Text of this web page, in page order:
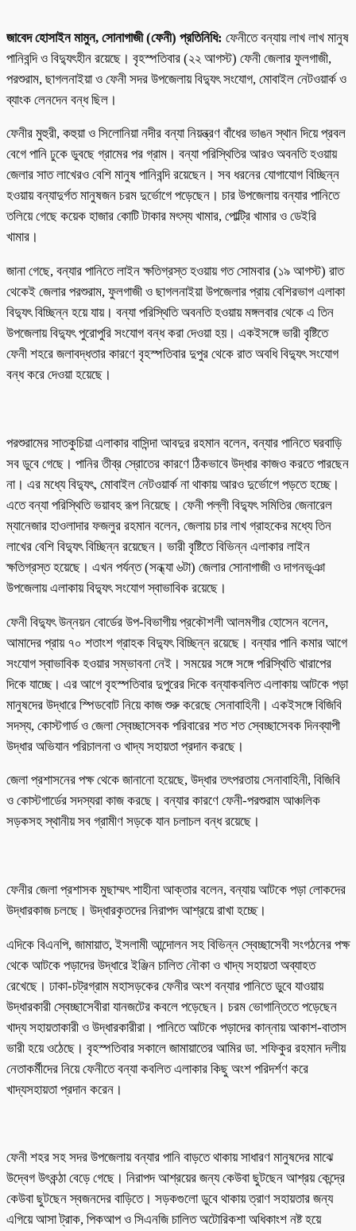
জাবেদ হোসাইন মামুন, সোনাগাজী (ফেনী) প্রতিনিধি: ফেনীতে বন্যায় লাখ লাখ মানুষ
পানিবন্দি ও বিদ্যুৎহীন রয়েছে। বৃহস্পতিবার (২২ আগস্ট) ফেনী জেলার ফুলগাজী,
পরশুরাম, ছাগলনাইয়া ও ফেনী সদর উপজেলায় বিদ্যুৎ সংযোগ, মোবাইল নেটওয়ার্ক ও
ব্যাংক লেনদেন বন্ধ ছিল।
ফেনীর মুহুরী, কহুয়া ও সিলোনিয়া নদীর বন্যা নিয়ন্ত্রণ বাঁধের ভাঙন স্থান দিয়ে প্রবল
বেগে পানি ঢুকে ডুবছে গ্রামের পর গ্রাম। বন্যা পরিস্থিতির আরও অবনতি হওয়ায়
জেলার সাত লাখেরও বেশি মানুষ পানিবন্দি রয়েছেন। সব ধরনের যোগাযোগ বিচ্ছিন্ন
হওয়ায় বন্যাদুর্গত মানুষজন চরম দুর্ভোগে পড়েছেন। চার উপজেলায় বন্যার পানিতে
তলিয়ে গেছে কয়েক হাজার কোটি টাকার মৎস্য খামার, পোল্ট্রি খামার ও ডেইরি
খামার।
জানা গেছে, বন্যার পানিতে লাইন ক্ষতিগ্রস্ত হওয়ায় গত সোমবার (১৯ আগস্ট) রাত
থেকেই জেলার পরশুরাম, ফুলগাজী ও ছাগলনাইয়া উপজেলার প্রায় বেশিরভাগ এলাকা
বিদ্যুৎ বিচ্ছিন্ন হয়ে যায়। বন্যা পরিস্থিতি অবনতি হওয়ায় মঙ্গলবার থেকে এ তিন
উপজেলায় বিদ্যুৎ পুরোপুরি সংযোগ বন্ধ করা দেওয়া হয়। একইসঙ্গে ভারী বৃষ্টিতে
ফেনী শহরে জলাবদ্ধতার কারণে বৃহস্পতিবার দুপুর থেকে রাত অবধি বিদ্যুৎ সংযোগ
বন্ধ করে দেওয়া হয়েছে।
পরশুরামের সাতকুচিয়া এলাকার বাসিন্দা আবদুর রহমান বলেন, বন্যার পানিতে ঘরবাড়ি
সব ডুবে গেছে। পানির তীব্র স্রোতের কারণে ঠিকভাবে উদ্ধার কাজও করতে পারছেন
না। এর মধ্যে বিদ্যুৎ, মোবাইল নেটওয়ার্ক না থাকায় আরও দুর্ভোগে পড়তে হচ্ছে।
এতে বন্যা পরিস্থিতি ভয়াবহ রূপ নিয়েছে। ফেনী পল্লী বিদ্যুৎ সমিতির জেনারেল
ম্যানেজার হাওলাদার ফজলুর রহমান বলেন, জেলায় চার লাখ গ্রাহকের মধ্যে তিন
লাখের বেশি বিদ্যুৎ বিচ্ছিন্ন রয়েছেন। ভারী বৃষ্টিতে বিভিন্ন এলাকার লাইন
ক্ষতিগ্রস্ত হয়েছে। এখন পর্যন্ত (সন্ধ্যা ৬টা) জেলার সোনাগাজী ও দাগনভূঞা
উপজেলায় এলাকায় বিদ্যুৎ সংযোগ স্বাভাবিক রয়েছে।
ফেনী বিদ্যুৎ উন্নয়ন বোর্ডের উপ-বিভাগীয় প্রকৌশলী আলমগীর হোসেন বলেন,
আমাদের প্রায় ৭০ শতাংশ গ্রাহক বিদ্যুৎ বিচ্ছিন্ন রয়েছে। বন্যার পানি কমার আগে
সংযোগ স্বাভাবিক হওয়ার সম্ভাবনা নেই। সময়ের সঙ্গে সঙ্গে পরিস্থিতি খারাপের
দিকে যাচ্ছে। এর আগে বৃহস্পতিবার দুপুরের দিকে বন্যাকবলিত এলাকায় আটকে পড়া
মানুষদের উদ্ধারে স্পিডবোট নিয়ে কাজ শুরু করেছে সেনাবাহিনী। একইসঙ্গে বিজিবি
সদস্য, কোস্টগার্ড ও জেলা স্বেচ্ছাসেবক পরিবারের শত শত স্বেচ্ছাসেবক দিনব্যাপী
উদ্ধার অভিযান পরিচালনা ও খাদ্য সহায়তা প্রদান করছে।
জেলা প্রশাসনের পক্ষ থেকে জানানো হয়েছে, উদ্ধার তৎপরতায় সেনাবাহিনী, বিজিবি
ও কোস্টগার্ডের সদস্যরা কাজ করছে। বন্যার কারণে ফেনী-পরশুরাম আঞ্চলিক
সড়কসহ স্থানীয় সব গ্রামীণ সড়কে যান চলাচল বন্ধ রয়েছে।
ফেনীর জেলা প্রশাসক মুছাম্মৎ শাহীনা আক্তার বলেন, বন্যায় আটকে পড়া লোকদের
উদ্ধারকাজ চলছে। উদ্ধারকৃতদের নিরাপদ আশ্রয়ে রাখা হচ্ছে।
এদিকে বিএনপি, জামায়াত, ইসলামী আন্দোলন সহ বিভিন্ন স্বেচ্ছাসেবী সংগঠনের পক্ষ
থেকে আটকে পড়াদের উদ্ধারে ইঞ্জিন চালিত নৌকা ও খাদ্য সহায়তা অব্যাহত
রেখেছে। ঢাকা-চট্রগ্রাম মহাসড়কের ফেনীর অংশ বন্যার পানিতে ডুবে যাওয়ায়
উদ্ধারকারী স্বেচ্ছাসেবীরা যানজটের কবলে পড়েছেন। চরম ভোগান্তিতে পড়েছেন
খাদ্য সহায়তাকারী ও উদ্ধারকারীরা। পানিতে আটকে পড়াদের কান্নায় আকাশ-বাতাস
ভারী হয়ে ওঠেছে। বৃহস্পতিবার সকালে জামায়াতের আমির ডা. শফিকুর রহমান দলীয়
নেতাকর্মীদের নিয়ে ফেনীতে বন্যা কবলিত এলাকার কিছু অংশ পরিদর্শণ করে
খাদ্যসহায়তা প্রদান করেন।
ফেনী শহর সহ সদর উপজেলায় বন্যার পানি বাড়তে থাকায় সাধারণ মানুষদের মাঝে
উদ্বেগ উৎকন্ঠা বেড়ে গেছে। নিরাপদ আশ্রয়ের জন্য কেউবা ছুটছেন আশ্রয় কেন্দ্রে
কেউবা ছুটছেন স্বজনদের বাড়িতে। সড়কগুলো ডুবে থাকায় ত্রাণ সহায়তার জন্য
এগিয়ে আসা ট্রাক, পিকআপ ও সিএনজি চালিত অটোরিকশা অধিকাংশ নষ্ট হয়ে